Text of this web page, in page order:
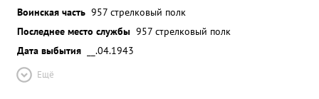
Воинская часть 957 стрелковый полк
Последнее место службы 957 стрелковый полк
Дата выбытия
__.04.1943
Ещё